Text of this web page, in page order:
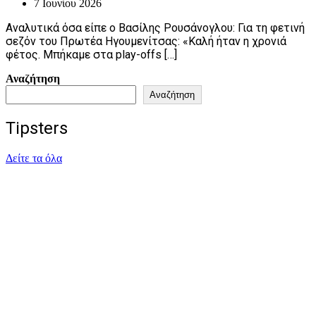
7 Ιουνίου 2026
Αναλυτικά όσα είπε ο Βασίλης Ρουσάνογλου: Για τη φετινή
σεζόν του Πρωτέα Ηγουμενίτσας: «Καλή ήταν η χρονιά
φέτος. Μπήκαμε στα play-offs […]
Αναζήτηση
Αναζήτηση
Tipsters
Δείτε τα όλα